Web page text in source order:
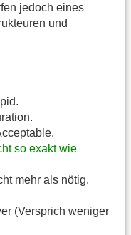
jedoch eines
und
so exakt wie
mehr als nötig.
(Versprich weniger